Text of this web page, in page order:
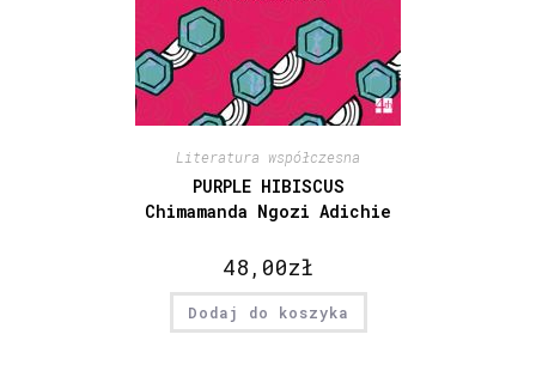
Literatura współczesna
PURPLE HIBISCUS
Chimamanda Ngozi Adichie
48,00zł
Dodaj do koszyka